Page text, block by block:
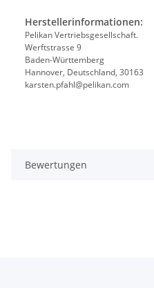
Herstellerinformationen:
Pelikan Vertriebsgesellschaft.
Werftstrasse 9
Baden-Württemberg
Hannover, Deutschland, 30163
karsten.pfahl@pelikan.com
Bewertungen